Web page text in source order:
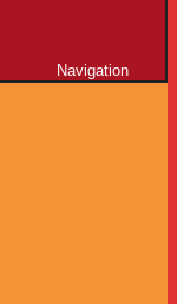
Navigation